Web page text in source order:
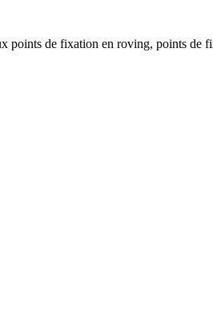
points de fixation en roving, points de